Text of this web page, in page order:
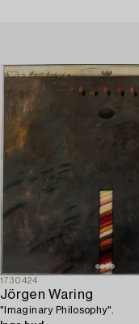
1730424
Jörgen Waring
"Imaginary Philosophy".